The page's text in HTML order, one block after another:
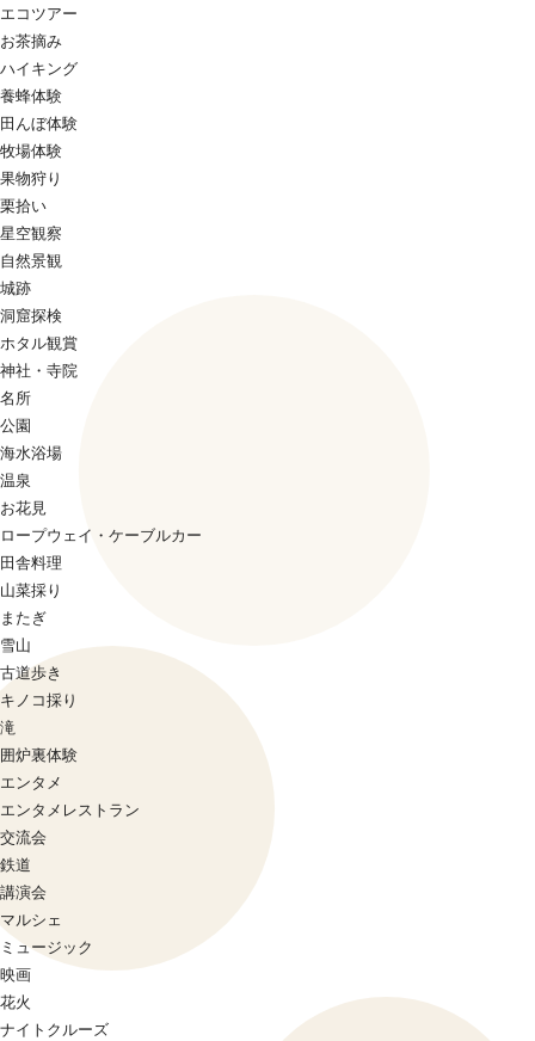
エコツアー
お茶摘み
ハイキング
養蜂体験
田んぼ体験
牧場体験
果物狩り
栗拾い
星空観察
自然景観
城跡
洞窟探検
ホタル観賞
神社・寺院
名所
公園
海水浴場
温泉
お花見
ロープウェイ・ケーブルカー
田舎料理
山菜採り
またぎ
雪山
古道歩き
キノコ採り
滝
囲炉裏体験
エンタメ
エンタメレストラン
交流会
鉄道
講演会
マルシェ
ミュージック
映画
花火
ナイトクルーズ